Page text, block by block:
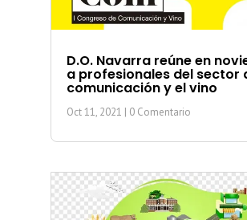
D.O. Navarra reúne en
a profesionales del sector
comunicación y el vino
Oct 11, 2021 | 0 Comentario